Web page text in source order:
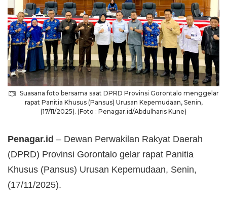
Suasana foto bersama saat DPRD Provinsi Gorontalo menggelar
rapat Panitia Khusus (Pansus) Urusan Kepemudaan, Senin,
(17/11/2025). (Foto : Penagar.id/Abdulharis Kune)
Penagar.id – Dewan Perwakilan Rakyat Daerah
(DPRD) Provinsi Gorontalo gelar rapat Panitia
Khusus (Pansus) Urusan Kepemudaan, Senin,
(17/11/2025).